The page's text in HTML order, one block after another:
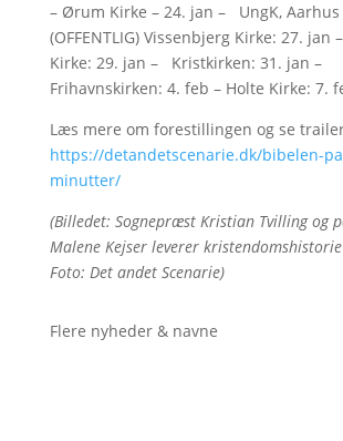
– Ørum Kirke – 24. jan – UngK, Aarhus
(OFFENTLIG) Vissenbjerg Kirke: 27.
Kirke: 29. jan – Kristkirken: 31. jan –
Frihavnskirken: 4. feb – Holte Kirke: 7.
Læs mere om forestillingen og se
https://detandetscenarie.dk/bibelen-
minutter/
(Billedet: Sognepræst Kristian Tvilling og
Malene Kejser leverer
Foto: Det andet Scenarie)
Flere nyheder & navne